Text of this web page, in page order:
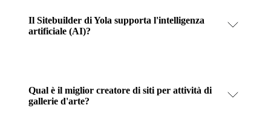
Il Sitebuilder di Yola supporta l'intelligenza
artificiale (AI)?
Qual è il miglior creatore di siti per attività di
gallerie d'arte?